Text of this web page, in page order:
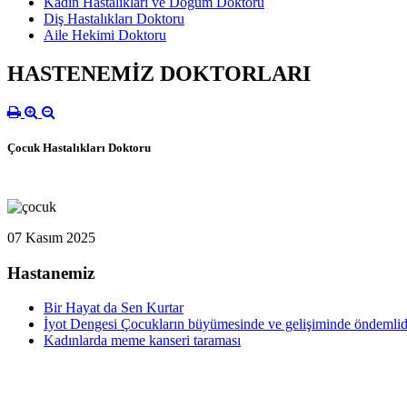
Diş Hastalıkları Doktoru
Aile Hekimi Doktoru
HASTENEMİZ DOKTORLARI
Çocuk Hastalıkları Doktoru
07 Kasım 2025
Hastanemiz
Bir Hayat da Sen Kurtar
İyot Dengesi Çocukların büyümesinde ve gelişiminde
Kadınlarda meme kanseri taraması